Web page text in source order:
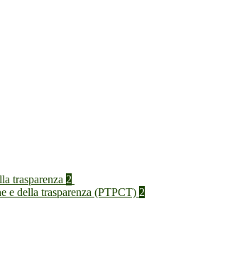
trasparenza 2
e della trasparenza (PTPCT) 2